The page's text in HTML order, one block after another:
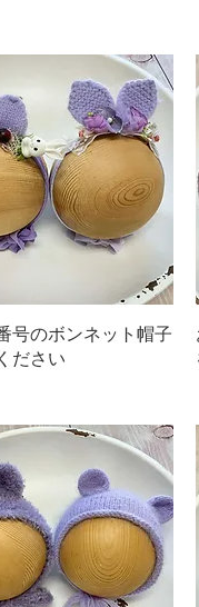
イックビュー
号のボンネット帽子
ださい